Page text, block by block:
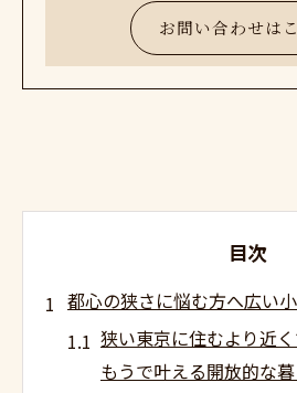
お問い合わせは
目次
都心の狭さに悩む方へ広い
狭い東京に住むより近
もうで叶える開放的な